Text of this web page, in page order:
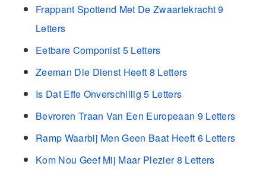
Frappant Spottend Met De Zwaartekracht 9
Letters
Eetbare Componist 5 Letters
Zeeman Die Dienst Heeft 8 Letters
Is Dat Effe Onverschillig 5 Letters
Bevroren Traan Van Een Europeaan 9 Letters
Ramp Waarbij Men Geen Baat Heeft 6 Letters
Kom Nou Geef Mij Maar Plezier 8 Letters